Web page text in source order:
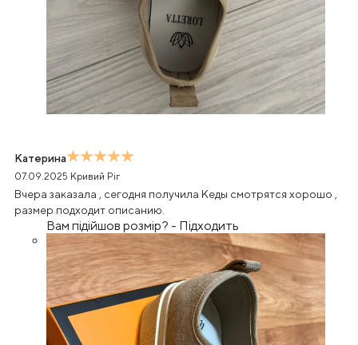
Катерина
07.09.2025 Кривий Ріг
Вчера заказала , сегодня получила Кеды смотрятся хорошо ,
размер подходит описанию.
Вам підійшов розмір? - Підходить